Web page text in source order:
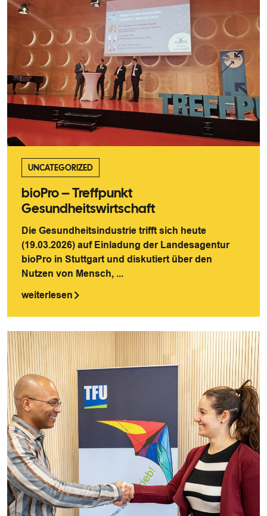
UNCATEGORIZED
bioPro – Treffpunkt
Gesundheitswirtschaft
Die Gesundheitsindustrie trifft sich heute
(19.03.2026) auf Einladung der Landesagentur
bioPro in Stuttgart und diskutiert über den
Nutzen von Mensch, ...
weiterlesen